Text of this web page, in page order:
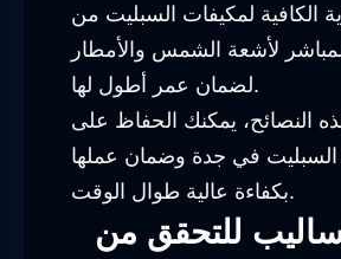
الكافية لمكيفات السبليت من
لأشعة الشمس والأمطار
لضمان عمر أطول لها.
هذه النصائح، يمكنك الحفاظ على
في جدة وضمان عملها
بكفاءة عالية طوال الوقت.
للتحقق من